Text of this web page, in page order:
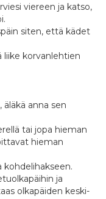
viereen ja katso,
siten, että kädet
liike korvanlehtien
äläkä anna sen
tai jopa hieman
hieman
ja
olkapäiden keski-